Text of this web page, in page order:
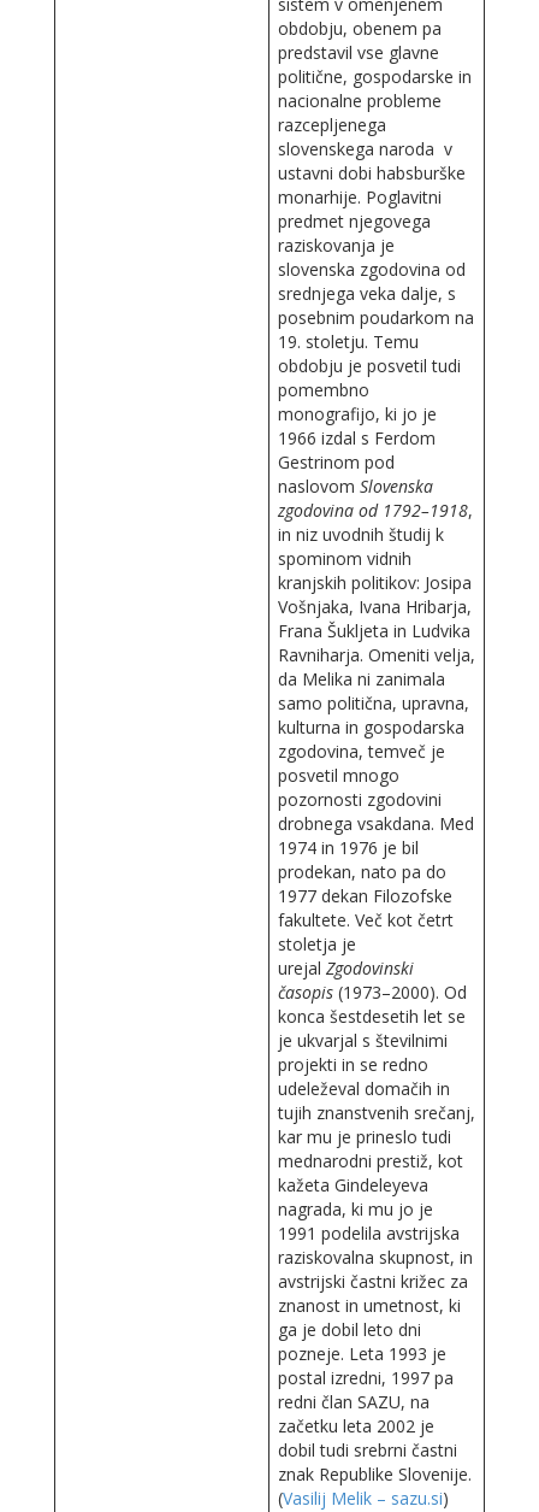
sistem v omenjenem
obdobju, obenem pa
predstavil vse glavne
politične, gospodarske in
nacionalne probleme
razcepljenega
slovenskega naroda v
ustavni dobi habsburške
monarhije. Poglavitni
predmet njegovega
raziskovanja je
slovenska zgodovina od
srednjega veka dalje, s
posebnim poudarkom na
19. stoletju. Temu
obdobju je posvetil tudi
pomembno
monografijo, ki jo je
1966 izdal s Ferdom
Gestrinom pod
naslovom Slovenska
zgodovina od 1792–1918,
in niz uvodnih študij k
spominom vidnih
kranjskih politikov: Josipa
Vošnjaka, Ivana Hribarja,
Frana Šukljeta in Ludvika
Ravniharja. Omeniti velja,
da Melika ni zanimala
samo politična, upravna,
kulturna in gospodarska
zgodovina, temveč je
posvetil mnogo
pozornosti zgodovini
drobnega vsakdana. Med
1974 in 1976 je bil
prodekan, nato pa do
1977 dekan Filozofske
fakultete. Več kot četrt
stoletja je
urejal Zgodovinski
časopis (1973–2000). Od
konca šestdesetih let se
je ukvarjal s številnimi
projekti in se redno
udeleževal domačih in
tujih znanstvenih srečanj,
kar mu je prineslo tudi
mednarodni prestiž, kot
kažeta Gindeleyeva
nagrada, ki mu jo je
1991 podelila avstrijska
raziskovalna skupnost, in
avstrijski častni križec za
znanost in umetnost, ki
ga je dobil leto dni
pozneje. Leta 1993 je
postal izredni, 1997 pa
redni član SAZU, na
začetku leta 2002 je
dobil tudi srebrni častni
znak Republike Slovenije.
(Vasilij Melik – sazu.si)